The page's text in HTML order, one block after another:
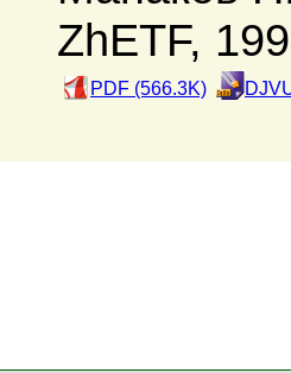
ZhETF,
PDF (566.3K)